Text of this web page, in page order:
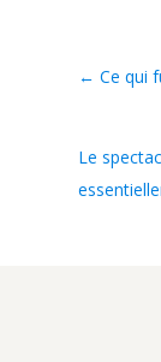
← Ce qui
Le